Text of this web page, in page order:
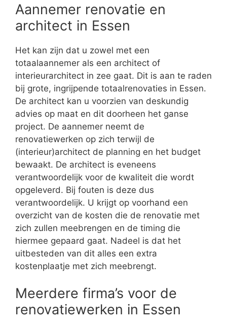
Aannemer renovatie en
architect in Essen
Het kan zijn dat u zowel met een
totaalaannemer als een architect of
interieurarchitect in zee gaat. Dit is aan te raden
bij grote, ingrijpende totaalrenovaties in Essen.
De architect kan u voorzien van deskundig
advies op maat en dit doorheen het ganse
project. De aannemer neemt de
renovatiewerken op zich terwijl de
(interieur)architect de planning en het budget
bewaakt. De architect is eveneens
verantwoordelijk voor de kwaliteit die wordt
opgeleverd. Bij fouten is deze dus
verantwoordelijk. U krijgt op voorhand een
overzicht van de kosten die de renovatie met
zich zullen meebrengen en de timing die
hiermee gepaard gaat. Nadeel is dat het
uitbesteden van dit alles een extra
kostenplaatje met zich meebrengt.
Meerdere firma’s voor de
renovatiewerken in Essen